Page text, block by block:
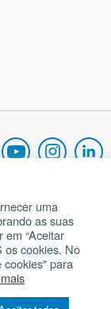
uma
as suas
em “Aceitar
os cookies. No
cookies" para